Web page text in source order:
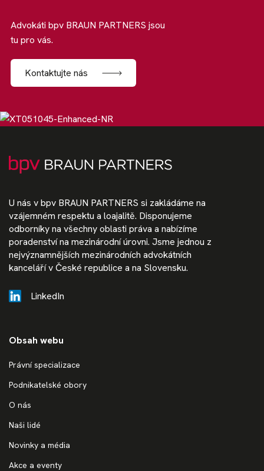
Advokáti bpv BRAUN PARTNERS jsou
tu pro vás.
Kontaktujte nás
U nás v bpv BRAUN PARTNERS si zakládáme na
vzájemném respektu a loajalitě. Disponujeme
odborníky na všechny oblasti práva a nabízíme
poradenství na mezinárodní úrovni. Jsme jednou z
nejvýznamnějších mezinárodních advokátních
kanceláří v České republice a na Slovensku.
LinkedIn
Obsah webu
Právní specializace
Podnikatelské obory
O nás
Naši lidé
Novinky a média
Akce a eventy